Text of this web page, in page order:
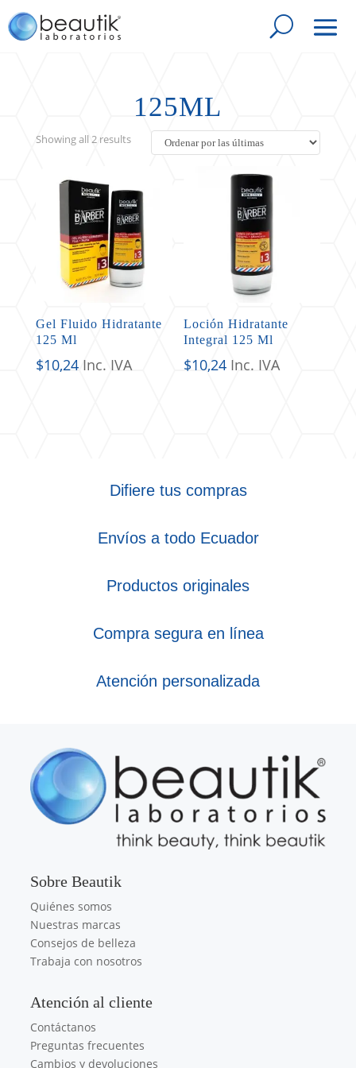
125ML
Showing all 2 resultsSorted
Gel Fluido Hidratante
125 Ml
$10,24 Inc. IVA
Loción Hidratante
Integral 125 Ml
$10,24 Inc. IVA
Difiere tus compras
Envíos a todo Ecuador
Productos originales
Compra segura en línea
Atención personalizada
Sobre Beautik
Quiénes somos
Nuestras marcas
Consejos de belleza
Trabaja con nosotros
Atención al cliente
Contáctanos
Preguntas frecuentes
Cambios y devoluciones